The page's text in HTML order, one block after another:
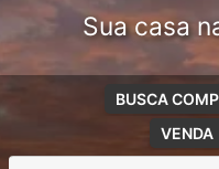
Sua casa
VENDA
BUSCA